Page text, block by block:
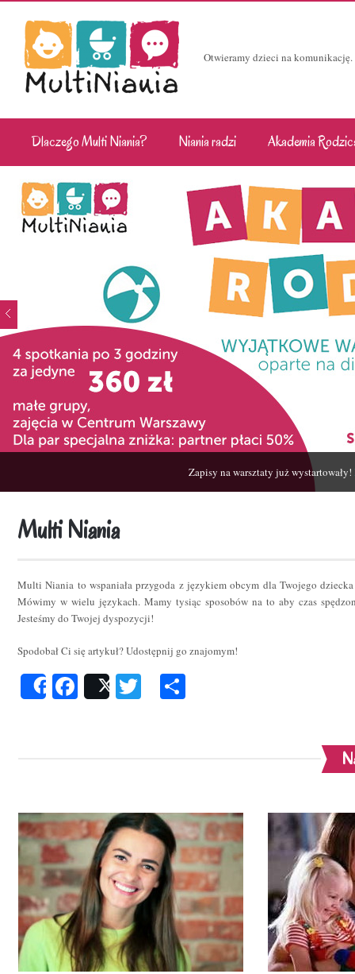
Otwieramy dzieci na
Dlaczego Multi Niania? Niania radzi Akademia
Zapisy na warsztaty już wystartowały!
Multi Niania
Multi Niania to wspaniała przygoda z językiem obcym dla Twojego
Mówimy w wielu językach. Mamy tysiąc sposobów na to aby czas
Jesteśmy do Twojej dyspozycji!
Spodobał Ci się artykuł? Udostępnij go znajomym!
ShareFacebook
Post Twitter